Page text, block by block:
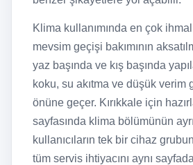
Klima kullanımında en çok
mevsim geçişi bakımının
yaz başında ve kış başında
koku, su akıtma ve düşük verim
önüne geçer. Kırıkkale için
sayfasında klima bölümünün
kullanıcıların tek bir cihaz
tüm servis ihtiyacını aynı